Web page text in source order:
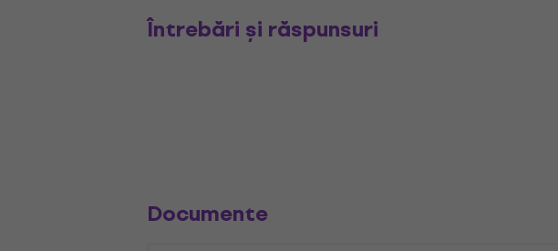
Întrebări și răspunsuri
Documente